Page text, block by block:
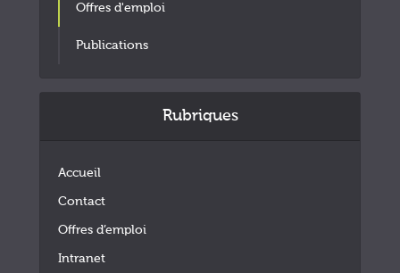
Offres d'emploi
Publications
Rubriques
Accueil
Contact
Offres d’emploi
Intranet